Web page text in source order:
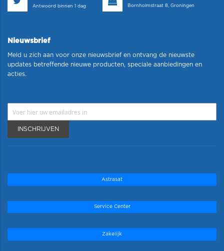
Antwoord binnen 1 dag
Bornholmstraat 8, Groningen
Nieuwsbrief
Meld u zich aan voor onze nieuwsbrief en ontvang de nieuwste
updates betreffende nieuwe producten, speciale aanbiedingen en
acties.
INSCHRIJVEN
Astrasat
Service Center
Zakelijk